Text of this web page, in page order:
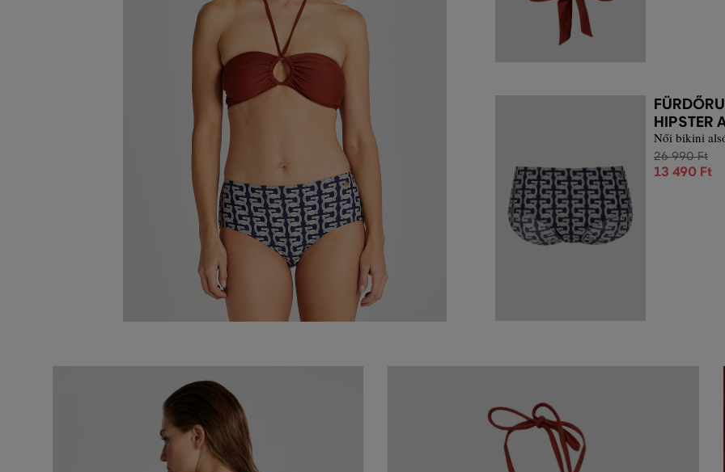
HIPSTER
Női bikini
26 990 Ft
13 490 Ft